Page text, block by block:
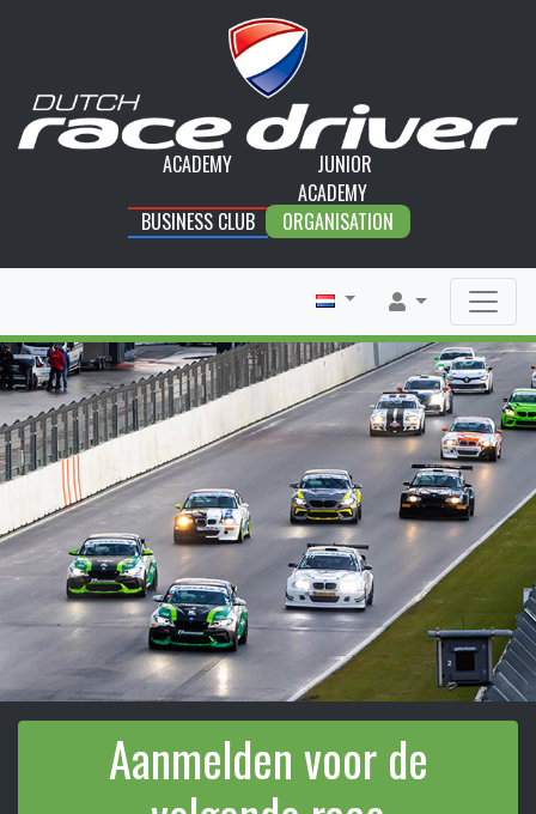
ACADEMY
JUNIOR
ACADEMY
BUSINESS CLUB
ORGANISATION
Aanmelden voor de